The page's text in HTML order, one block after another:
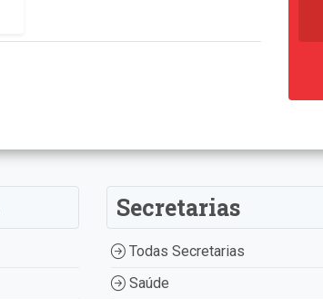
Secretarias
Todas Secretarias
Saúde